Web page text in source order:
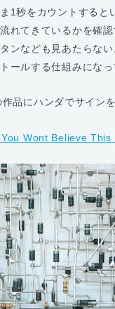
1秒をカウントすると
れてきているかを確
ンなども見あたらな
ールする仕組みになっ
品にハンダでサインを